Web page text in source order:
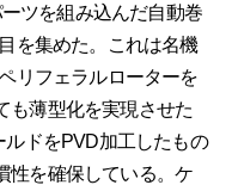
ツを組み込んだ自動巻
を集めた。これは名機
リフェラルローターを
も薄型化を実現させた
ルドをPVD加工したもの
性を確保している。ケ